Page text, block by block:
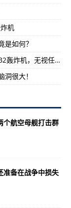
机
是如何？
俄罗斯首次推出新型轰炸机，远优于美国老款B2轰炸机，无视任何防空系统
很大！
个航空母舰打击群
准备在战争中损失